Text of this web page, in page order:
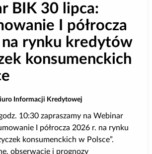
BIK 30 lipca:
I półrocza
rynku kredytów
konsumenckich
Informacji Kredytowej
10:30 zapraszamy na Webinar
I półrocza 2026 r. na rynku
konsumenckich w Polsce”.
obserwacje i prognozy